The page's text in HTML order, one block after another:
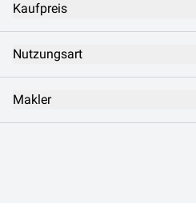
Kaufpreis
Nutzungsart
Makler